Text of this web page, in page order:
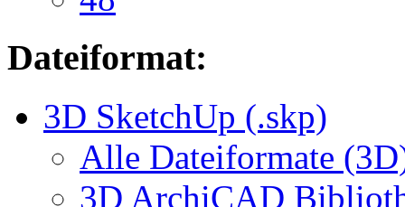
Dateiformat:
3D SketchUp (.skp)
Alle Dateiformate
3D ArchiCAD